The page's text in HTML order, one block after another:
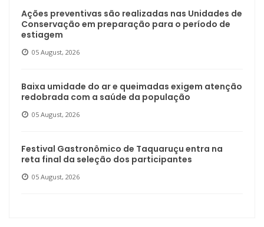
Ações preventivas são realizadas nas Unidades de
Conservação em preparação para o período de
estiagem
05 August, 2026
Baixa umidade do ar e queimadas exigem atenção
redobrada com a saúde da população
05 August, 2026
Festival Gastronômico de Taquaruçu entra na
reta final da seleção dos participantes
05 August, 2026